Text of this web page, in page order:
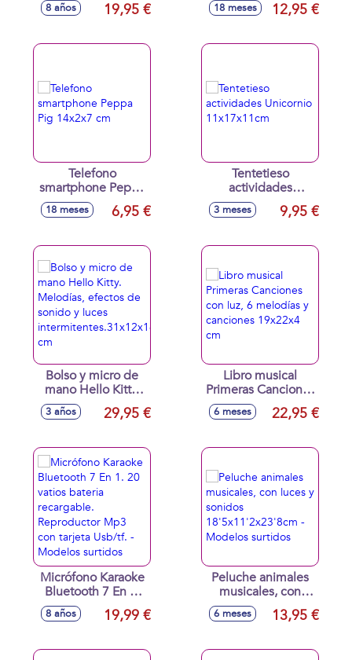
Party 17,5x15,5x15
8 años 19,95 €
padereta, maracas,
24cm diámetro
18 meses 12,95 €
Telefono
smartphone Peppa
Pig 14x2x7 cm
18 meses 6,95 €
Tentetieso
actividades
Unicornio
11x17x11cm
3 meses 9,95 €
Bolso y micro de
mano Hello Kitty.
Melodías, efectos
de sonido y luces
cm
3 años 29,95 €
Libro musical
Primeras Canciones
con luz, 6 melodías
y canciones
6 meses 22,95 €
Micrófono Karaoke
Bluetooth 7 En 1.
20 vatios bateria
recargable.
con tarjeta Usb/tf. -
8 años 19,99 €
Peluche animales
musicales, con
luces y sonidos
18'5x11'2x23'8cm -
6 meses 13,95 €